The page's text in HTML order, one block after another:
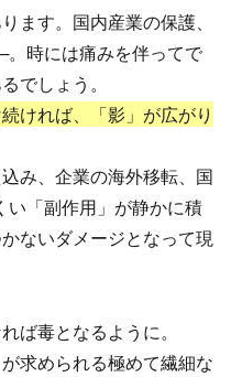
ます。国内産業の保護、
時には痛みを伴ってで
でしょう。
ければ、「影」が広がり
み、企業の海外移転、国
「副作用」が静かに積
ないダメージとなって現
ば毒となるように。
求められる極めて繊細な